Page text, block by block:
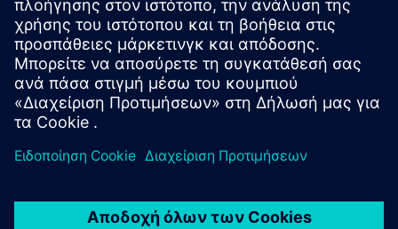
This robust, flexibly adaptable process control
system ensures optimal availability and maximum
efficiency throughout your plant's entire lifecycle.